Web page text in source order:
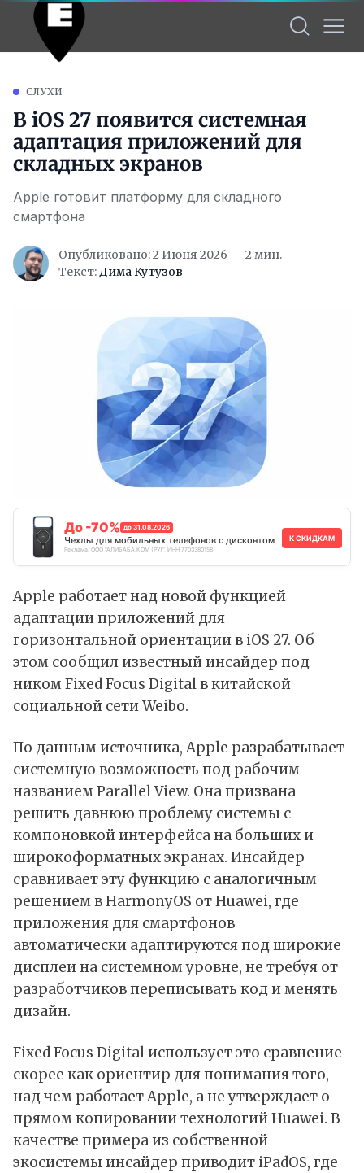
СЛУХИ
В iOS 27 появится системная
адаптация приложений для
складных экранов
Apple готовит платформу для складного
смартфона
Опубликовано: 2 Июня 2026
2 мин.
Текст:Дима Кутузов
До -70% до 31.08.2026
Чехлы для мобильных телефонов с дисконтом
Реклама. ООО "АЛИБАБА.КОМ (РУ)", ИНН 7703380158
К СКИДКАМ
Apple работает над новой функцией
адаптации приложений для
горизонтальной ориентации в iOS 27. Об
этом сообщилизвестный инсайдер под
ником Fixed Focus Digital в китайской
социальной сети Weibo.
По данным источника, Apple разрабатывает
системную возможность под рабочим
названием Parallel View. Она призвана
решить давнюю проблему системы с
компоновкой интерфейса на больших и
широкоформатных экранах. Инсайдер
сравнивает эту функцию с аналогичным
решением в HarmonyOS от Huawei, где
приложения для смартфонов
автоматически адаптируются под широкие
дисплеи на системном уровне, не требуя от
разработчиков переписывать код и менять
дизайн.
Fixed Focus Digital использует это сравнение
скорее как ориентир для понимания того,
над чем работает Apple, а не утверждает о
прямом копировании технологий Huawei. В
качестве примера из собственной
экосистемы инсайдер приводит iPadOS, где